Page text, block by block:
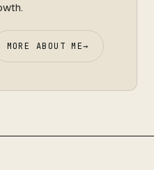
MORE ABOUT ME→